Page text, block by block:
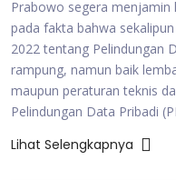
Prabowo segera menjamin
pada fakta bahwa
2022 tentang Pelindungan
rampung, namun baik
maupun peraturan teknis
Pelindungan Data Pribadi
Lihat Selengkapnya